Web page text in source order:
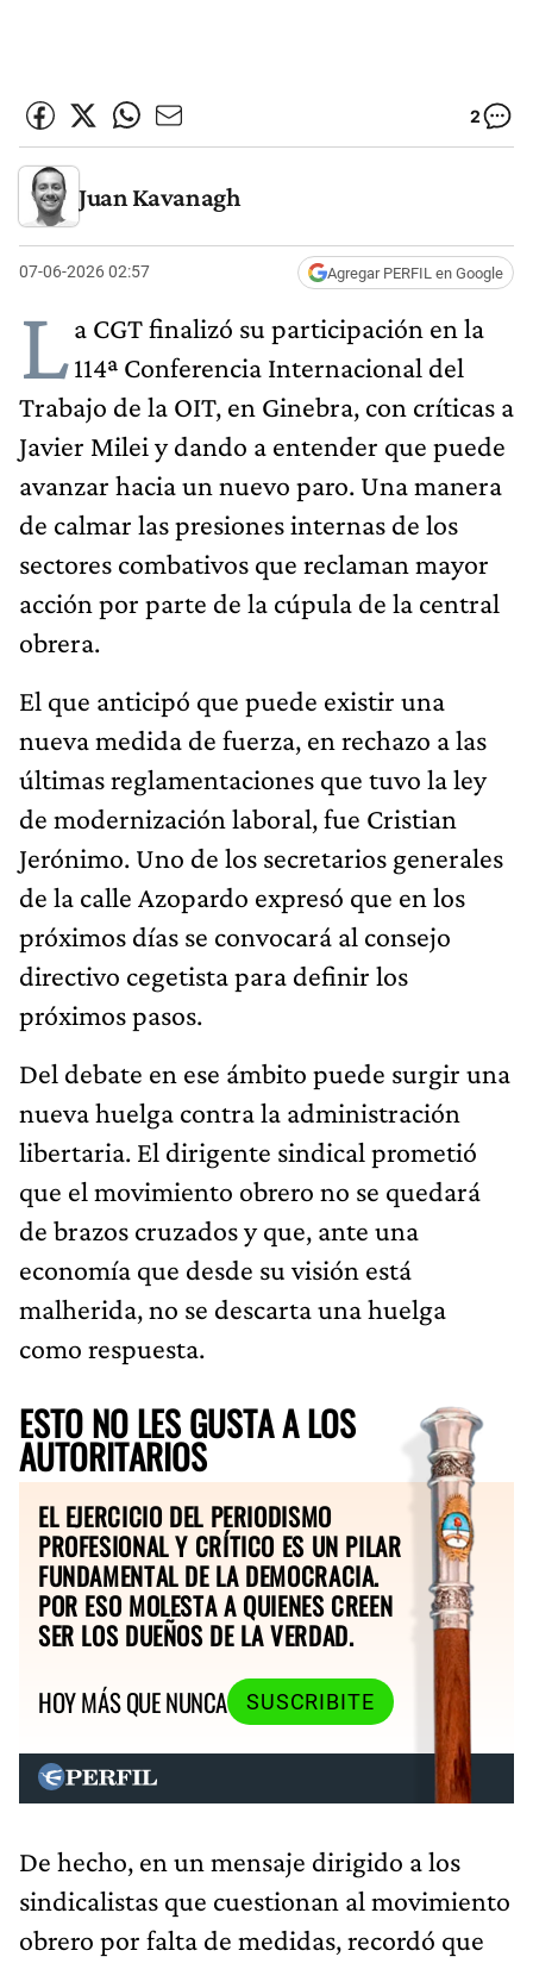
2
Juan Kavanagh
07-06-2026 02:57 Agregar PERFIL en Google
La CGT finalizó su participación en la
114ª Conferencia Internacional del
Trabajo de la OIT, en Ginebra, con críticas a
Javier Milei y dando a entender que puede
avanzar hacia un nuevo paro. Una manera
de calmar las presiones internas de los
sectores combativos que reclaman mayor
acción por parte de la cúpula de la central
obrera.
El que anticipó que puede existir una
nueva medida de fuerza, en rechazo a las
últimas reglamentaciones que tuvo la ley
de modernización laboral, fue Cristian
Jerónimo. Uno de los secretarios generales
de la calle Azopardo expresó que en los
próximos días se convocará al consejo
directivo cegetista para definir los
próximos pasos.
Del debate en ese ámbito puede surgir una
nueva huelga contra la administración
libertaria. El dirigente sindical prometió
que el movimiento obrero no se quedará
de brazos cruzados y que, ante una
economía que desde su visión está
malherida, no se descarta una huelga
como respuesta.
ESTO NO LES GUSTA A LOS
AUTORITARIOS
EL EJERCICIO DEL PERIODISMO
PROFESIONAL Y CRÍTICO ES UN PILAR
FUNDAMENTAL DE LA DEMOCRACIA.
POR ESO MOLESTA A QUIENES CREEN
SER LOS DUEÑOS DE LA VERDAD.
HOY MÁS QUE NUNCA
SUSCRIBITE
De hecho, en un mensaje dirigido a los
sindicalistas que cuestionan al movimiento
obrero por falta de medidas, recordó que